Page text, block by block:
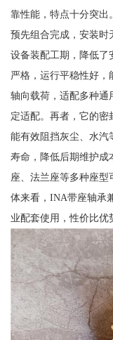
靠性能，特点十分突出
预先组合完成，安装时
设备装配工期，降低了
严格，运行平稳性好，
轴向载荷，适配多种通
定适配。再者，它的密
能有效阻挡灰尘、水汽
寿命，降低后期维护成
座、法兰座等多种座
体来看，INA带座轴承
业配套使用，性价比优